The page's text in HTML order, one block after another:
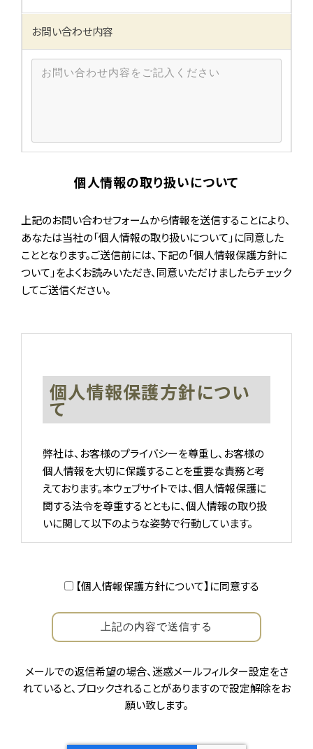
お問い合わせ内容
個人情報の取り扱いについて
上記のお問い合わせフォームから情報を送信することにより、
あなたは当社の「個人情報の取り扱いについて」に同意した
こととなります。ご送信前には、下記の「個人情報保護方針に
ついて」をよくお読みいただき、同意いただけましたらチェック
してご送信ください。
個人情報保護方針につい
て
弊社は、お客様のプライバシーを尊重し、お客様の
個人情報を大切に保護することを重要な責務と考
えております。本ウェブサイトでは、個人情報保護に
関する法令を尊重するとともに、個人情報の取り扱
いに関して以下のような姿勢で行動しています。
お客様から個人情報をご提供いただく場合、その情
報は、原則として、お客様に対し当社の商品・サービ
の商品・サービスを改善する目的にのみ利用いたし
ます。 それ以外の目的に利用する場合は、個人情報
をご提供いただく際に予めその目的を明示しており
【個人情報保護方針について】に同意する
メールでの返信希望の場合、迷惑メールフィルター設定をさ
れていると、 ブロックされることがありますので設定解除をお
願い致します。